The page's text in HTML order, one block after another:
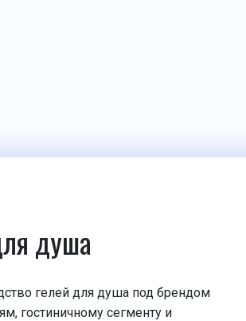
душа
гелей для душа под брендом
гостиничному сегменту и